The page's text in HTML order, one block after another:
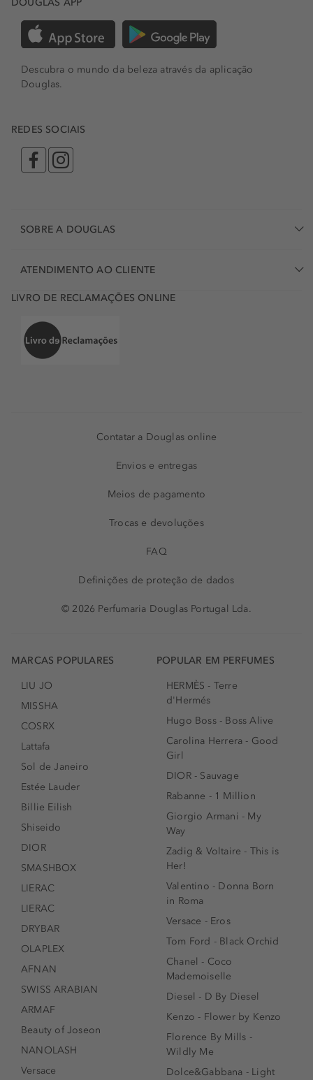
DOUGLAS APP
Descubra o mundo da beleza através da aplicação
Douglas.
REDES SOCIAIS
SOBRE A DOUGLAS
ATENDIMENTO AO CLIENTE
LIVRO DE RECLAMAÇÕES ONLINE
Contatar a Douglas online
Envios e entregas
Meios de pagamento
Trocas e devoluções
FAQ
Definições de proteção de dados
© 2026 Perfumaria Douglas Portugal Lda.
MARCAS POPULARES
LIU JO
MISSHA
COSRX
Lattafa
Sol de Janeiro
Estée Lauder
Billie Eilish
Shiseido
DIOR
SMASHBOX
LIERAC
LIERAC
DRYBAR
OLAPLEX
AFNAN
SWISS ARABIAN
ARMAF
Beauty of Joseon
NANOLASH
Versace
POPULAR EM PERFUMES
HERMÈS - Terre
d'Hermés
Hugo Boss - Boss Alive
Carolina Herrera - Good
Girl
DIOR - Sauvage
Rabanne - 1 Million
Giorgio Armani - My
Way
Zadig & Voltaire - This is
Her!
Valentino - Donna Born
in Roma
Versace - Eros
Tom Ford - Black Orchid
Chanel - Coco
Mademoiselle
Diesel - D By Diesel
Kenzo - Flower by Kenzo
Florence By Mills -
Wildly Me
Dolce&Gabbana - Light